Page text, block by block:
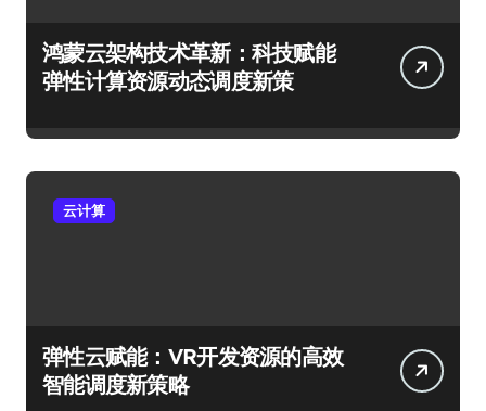
鸿蒙云架构技术革新：科技赋能
弹性计算资源动态调度新策
云计算
弹性云赋能：VR开发资源的高效
智能调度新策略